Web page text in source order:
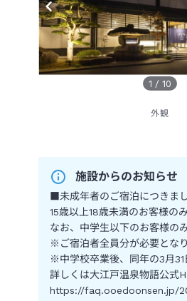
1 / 10
外観
施設からのお知らせ
■未成年者のご宿泊につきま
15歳以上18歳未満のお客様の
なお、中学生以下のお客様の
※ご宿泊者全員分が必要となり
※中学校卒業後、同年の3月31
詳しくは大江戸温泉物語公式
https://faq.ooedoonsen.jp/